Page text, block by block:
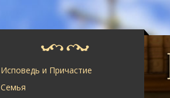
Исповедь и Причастие
Семья